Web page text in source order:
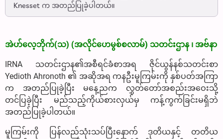
Knesset က အတည်ပြုခဲ့ပါတယ်။
အဲဟ်လေ့ဘိုက်(သ) (အလိုင်ဟေမွစ်စလာမ်) သတင်းဌာန ၊ အဗ်နာ
IRNA သတင်းဌာန၏အစီရင်ခံစာအရ ဇိုင်ယွန်နစ်သတင်းစာ
Yedioth Ahronoth ၏ အဆိုအရ ကနဦးမူကြမ်းကို နှစ်ပတ်အကြာ
က အတည်ပြုခဲ့ပြီး မနေ့ညက လွှတ်တော်အစည်းအဝေးသို့
တင်ပြခဲ့ပြီး မည်သည့်ကိုယ်စားလှယ်မှ ကန့်ကွက်ခြင်းမရှိဘဲ
အတည်ပြုခဲ့ပါတယ်။
မူကြမ်းကို ပြန်လည်သုံးသပ်ပြီးနောက် ဒုတိယနှင့် တတိယ